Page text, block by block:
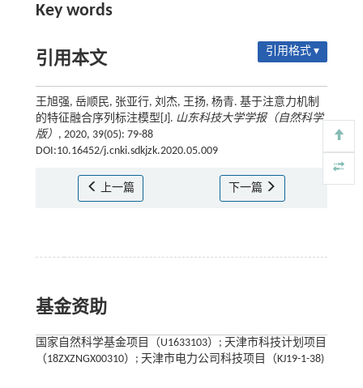
Key words
引用本文 引用格式 ▾
王旭强, 岳顺民, 张亚行, 刘杰, 王扬, 杨青. 基于注意力机制
的特征融合序列标注模型[J]. 山东科技大学学报（自然科学
版） , 2020, 39(05): 79-88
DOI:10.16452/j.cnki.sdkjzk.2020.05.009
上一篇 下一篇
基金资助
国家自然科学基金项目（U1633103）; 天津市科技计划项目
（18ZXZNGX00310）; 天津市电力公司科技项目（KJ19-1-38)